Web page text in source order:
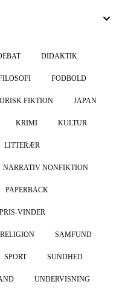
DIDAKTIK
FODBOLD
FIKTION JAPAN
KRIMI KULTUR
LITTERÆR
NARRATIV NONFIKTION
PAPERBACK
PRIS-VINDER
RELIGION SAMFUND
SPORT SUNDHED
UNDERVISNING